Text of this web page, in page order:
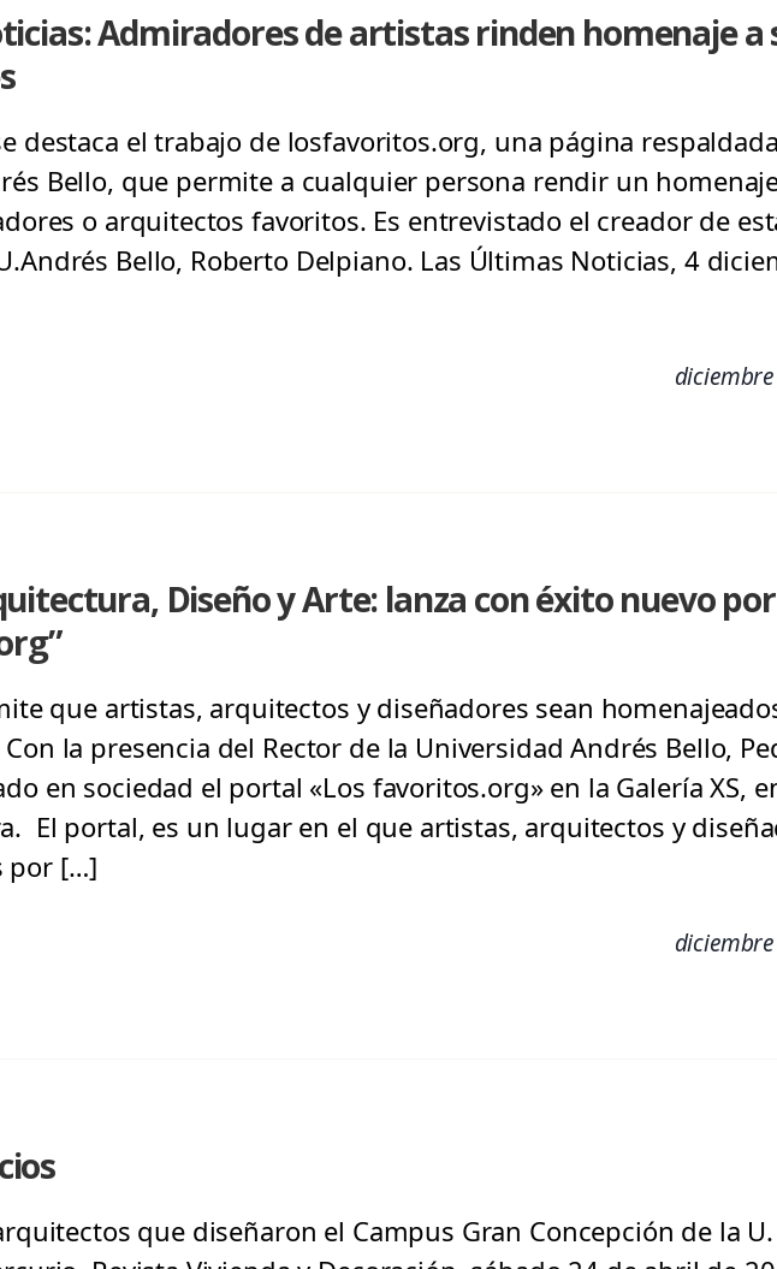
Admiradores de artistas rinden homenaje a
destaca el trabajo de losfavoritos.org, una página
Bello, que permite a cualquier persona rendir un
o arquitectos favoritos. Es entrevistado el creador de
Bello, Roberto Delpiano. Las Últimas Noticias, 4
Diseño y Arte: lanza con éxito nuevo
que artistas, arquitectos y diseñadores sean
la presencia del Rector de la Universidad Andrés Bello,
en sociedad el portal «Los favoritos.org» en la Galería XS,
El portal, es un lugar en el que artistas, arquitectos y
por […]
que diseñaron el Campus Gran Concepción de la U.